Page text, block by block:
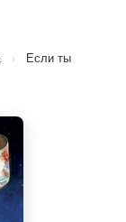
›
Если ты